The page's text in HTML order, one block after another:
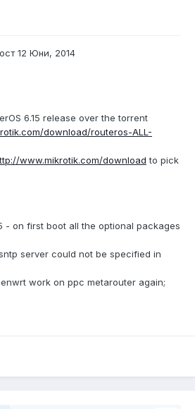
12 Юни, 2014
6.15 release over the torrent
download/routeros-ALL-
www.mikrotik.com/download to pick
- on first boot all the optional packages
server could not be specified in
work on ppc metarouter again;